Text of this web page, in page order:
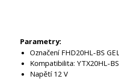
Parametry:
Označení FHD20HL-BS
Kompatibilita: YTX20HL-BS
Napětí 12 V